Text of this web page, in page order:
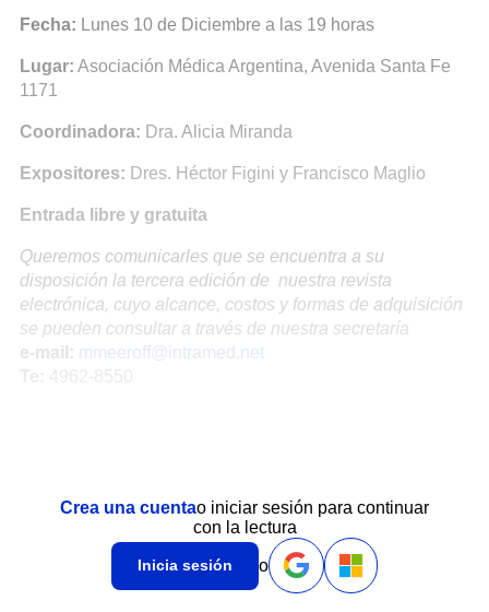
Fecha: Lunes 10 de Diciembre a las 19 horas
Lugar: Asociación Médica Argentina, Avenida Santa Fe
1171
Coordinadora: Dra. Alicia Miranda
Expositores: Dres. Héctor Figini y Francisco Maglio
Entrada libre y gratuita
Queremos comunicarles que se encuentra a su
disposición la tercera edición de nuestra revista
electrónica, cuyo alcance, costos y formas de adquisición
se pueden consultar a través de nuestra secretaría
e-mail: mmeeroff@intramed.net
Crea una cuentao iniciar sesión para continuar
con la lectura
Inicia sesión o